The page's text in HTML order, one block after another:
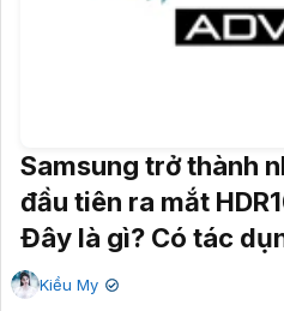
Samsung trở thành
đầu tiên ra mắt
Đây là gì? Có tác
Kiều My ✔